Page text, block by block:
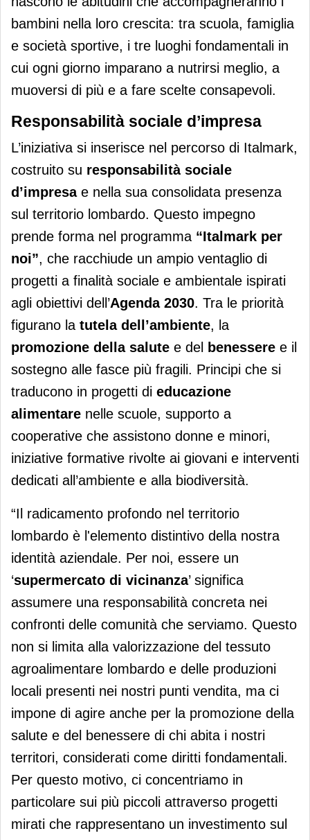
bambini nella loro crescita: tra scuola, famiglia
e società sportive, i tre luoghi fondamentali in
cui ogni giorno imparano a nutrirsi meglio, a
muoversi di più e a fare scelte consapevoli.
Responsabilità sociale d’impresa
L’iniziativa si inserisce nel percorso di Italmark,
costruito su responsabilità sociale
d’impresae nella sua consolidata presenza
sul territorio lombardo. Questo impegno
prende forma nel programma “Italmark per
noi”, che racchiude un ampio ventaglio di
progetti a finalità sociale e ambientale ispirati
agli obiettivi dell’Agenda 2030. Tra le priorità
figurano la tutela dell’ambiente, la
promozione della salute e del benessere e il
sostegno alle fasce più fragili. Principi che si
traducono in progetti di educazione
alimentare nelle scuole, supporto a
cooperative che assistono donne e minori,
iniziative formative rivolte ai giovani e interventi
dedicati all’ambiente e alla biodiversità.
“Il radicamento profondo nel territorio
lombardo è l'elemento distintivo della nostra
identità aziendale. Per noi, essere un
‘supermercato di vicinanza’ significa
assumere una responsabilità concreta nei
confronti delle comunità che serviamo. Questo
non si limita alla valorizzazione del tessuto
agroalimentare lombardo e delle produzioni
locali presenti nei nostri punti vendita, ma ci
impone di agire anche per la promozione della
salute e del benessere di chi abita i nostri
territori, considerati come diritti fondamentali.
Per questo motivo, ci concentriamo in
particolare sui più piccoli attraverso progetti
mirati che rappresentano un investimento sul